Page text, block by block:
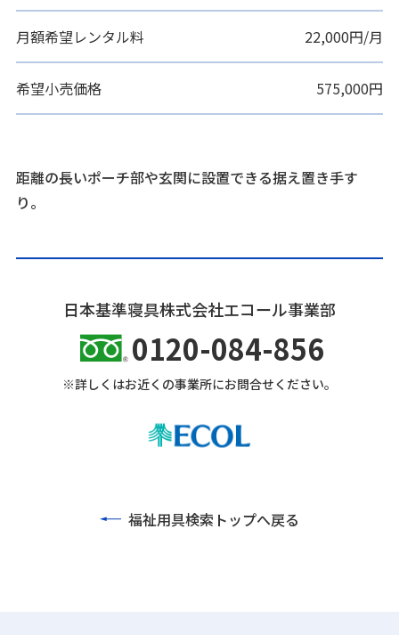
月額希望レンタル料 22,000円/月
希望小売価格 575,000円
距離の長いポーチ部や玄関に設置できる据え置き手す
り。
日本基準寝具株式会社エコール事業部
0120-084-856
※詳しくはお近くの事業所にお問合せください。
福祉用具検索トップへ戻る